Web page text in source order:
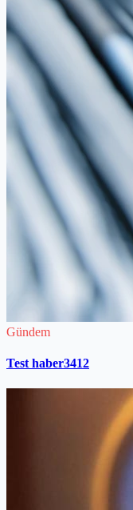
Gündem
Test haber3412